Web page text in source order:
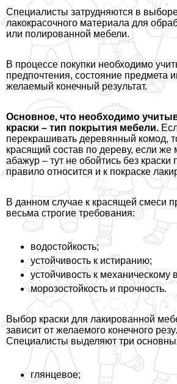
Специалисты затрудняются в
лакокрасочного материала для
или полированной мебели.
В процессе покупки необходимо
предпочтения, состояние предмета
желаемый конечный результат.
Основное, что необходимо
краски – тип покрытия мебели.
перекрашивать деревянный комод,
красящий состав по дереву, если же
абажур – тут не обойтись без краски
правило относится и к покраске
В данном случае к красящей смеси
весьма строгие требования:
водостойкость;
устойчивость к истиранию;
устойчивость к механическому
морозостойкость и прочность.
Выбор краски для лакированной
зависит от желаемого конечного
Специалисты выделяют три
глянцевое;